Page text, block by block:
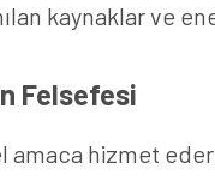
kaynaklar ve
Felsefesi
amaca hizmet